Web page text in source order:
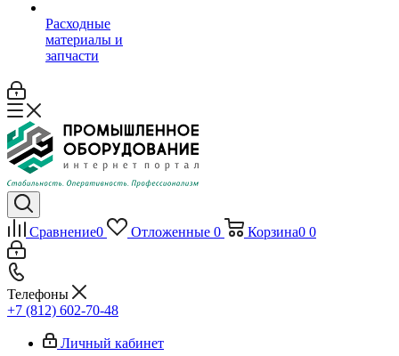
Расходные
материалы и
запчасти
Сравнение0 Отложенные 0 Корзина0 0
Телефоны
+7 (812) 602-70-48
Личный кабинет